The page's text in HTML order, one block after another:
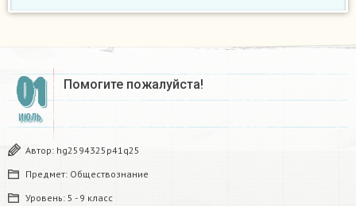
01
ИЮЛЬ
Помогите пожалуйста!
Автор: hg2594325p41q25
Предмет: Обществознание
Уровень: 5 - 9 класс